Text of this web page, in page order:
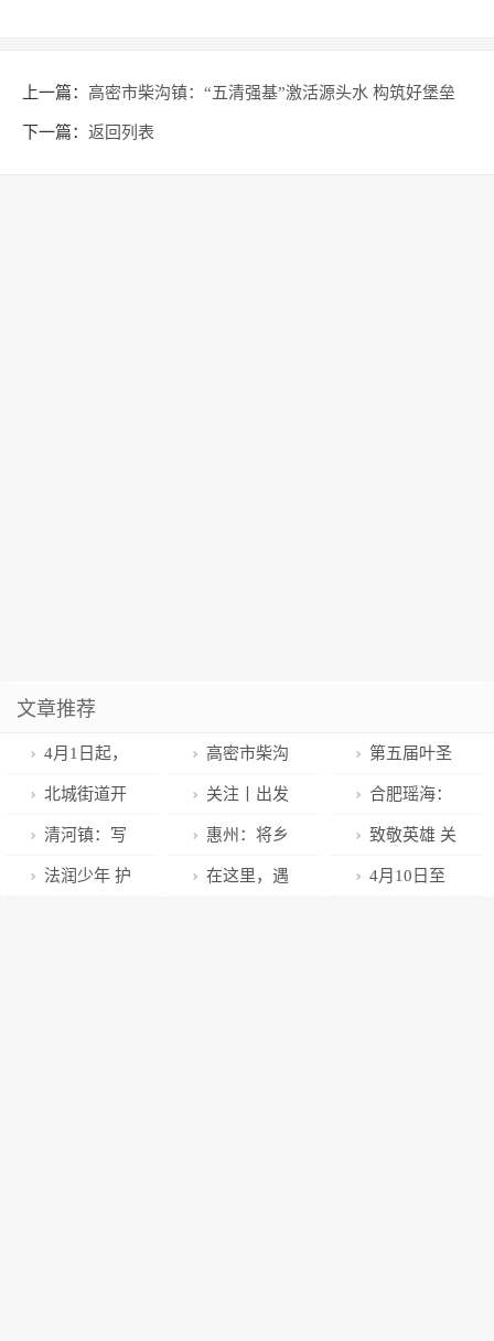
上一篇： 高密市柴沟镇：“五清强基”激活源头水 构筑好堡垒
下一篇： 返回列表
文章推荐
4月1日起，
广州南站⇌香
港西九龙站列
车增至52列
高密市柴沟
镇：“五清强
基”激活源头水
构筑好堡垒
第五届叶圣
陶教师文学奖
在苏州甪直颁
奖
北城街道开
展美德健康生
活方式线下课
关注丨出发
吧，周末！长
沙到香港直达
​合肥瑶海：
倡导文明安全
出行，共创和
清河镇：写
好民生答卷 托
惠州：将乡
村“文明指数”
致敬英雄 关
爱烈属—清河
法润少年 护 在这里，遇 4月10日至